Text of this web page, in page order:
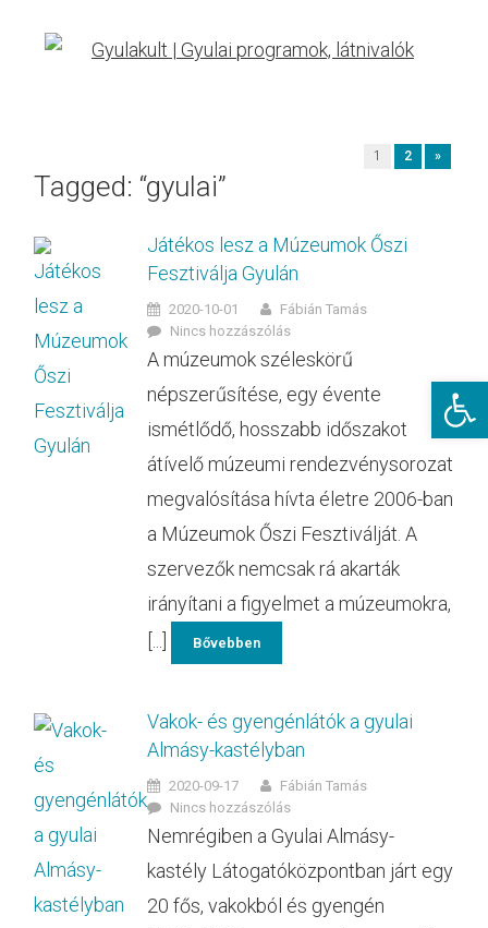
1 2 »
Tagged: “gyulai”
Játékos lesz a Múzeumok Őszi
Fesztiválja Gyulán
2020-10-01
Fábián Tamás
Nincs hozzászólás
A múzeumok széleskörű
népszerűsítése, egy évente
ismétlődő, hosszabb időszakot
átívelő múzeumi rendezvénysorozat
megvalósítása hívta életre 2006-ban
a Múzeumok Őszi Fesztiválját. A
szervezők nemcsak rá akarták
irányítani a figyelmet a múzeumokra,
Bővebben
Vakok- és gyengénlátók a gyulai
Almásy-kastélyban
2020-09-17
Fábián Tamás
Nincs hozzászólás
Nemrégiben a Gyulai Almásy-
kastély Látogatóközpontban járt egy
20 fős, vakokból és gyengén